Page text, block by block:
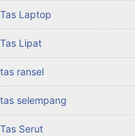
Tas Laptop
Tas Lipat
tas ransel
tas selempang
Tas Serut